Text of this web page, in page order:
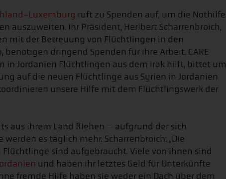
Luxemburg ruft zu Spenden auf, um die Nothilfe
auszuweiten. Ihr Präsident, Heribert Scharrenbroich,
mit der Betreuung von Flüchtlingen in den
benötigen dringend Spenden für ihre Arbeit. CARE
in Jordanien Flüchtlingen aus dem Irak hilft, bittet um
auf die neuen Flüchtlinge aus Syrien in Jordanien
unsere Hilfe mit dem Flüchtlingswerk der
aus ihrem Land fliehen – aufgrund der sich
es täglich mehr. Scharrenbroich: „Die
Flüchtlinge sind aufgebraucht. Viele von ihnen sind
und haben ihr letztes Geld für Unterkünfte
fremde Hilfe haben sie weder ein Dach über dem